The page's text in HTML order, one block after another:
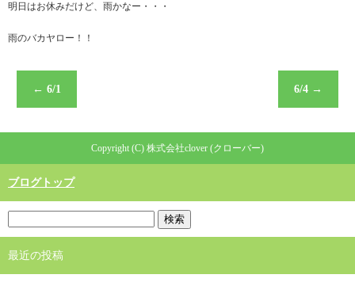
明日はお休みだけど、雨かなー・・・
雨のバカヤロー！！
← 6/1 6/4 →
Copyright (C) 株式会社clover (クローバー)
ブログトップ
最近の投稿